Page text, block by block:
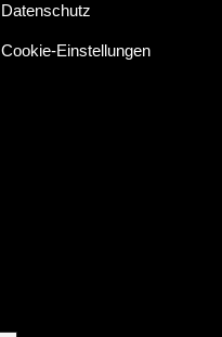
Datenschutz
Cookie-Einstellungen